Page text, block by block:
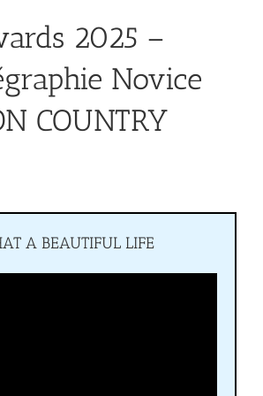
2025 –
Novice
COUNTRY
A BEAUTIFUL LIFE